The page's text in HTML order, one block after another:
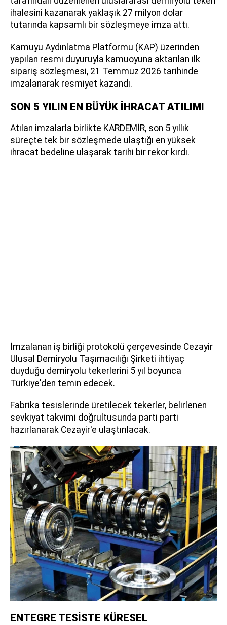
ihalesini kazanarak yaklaşık 27 milyon dolar
tutarında kapsamlı bir sözleşmeye imza attı.
Kamuyu Aydınlatma Platformu (KAP) üzerinden
yapılan resmi duyuruyla kamuoyuna aktarılan ilk
sipariş sözleşmesi, 21 Temmuz 2026 tarihinde
imzalanarak resmiyet kazandı.
SON 5 YILIN EN BÜYÜK İHRACAT ATILIMI
Atılan imzalarla birlikte KARDEMİR, son 5 yıllık
süreçte tek bir sözleşmede ulaştığı en yüksek
ihracat bedeline ulaşarak tarihi bir rekor kırdı.
İmzalanan iş birliği protokolü çerçevesinde Cezayir
Ulusal Demiryolu Taşımacılığı Şirketi ihtiyaç
duyduğu demiryolu tekerlerini 5 yıl boyunca
Türkiye'den temin edecek.
Fabrika tesislerinde üretilecek tekerler, belirlenen
sevkiyat takvimi doğrultusunda parti parti
hazırlanarak Cezayir'e ulaştırılacak.
ENTEGRE TESİSTE KÜRESEL